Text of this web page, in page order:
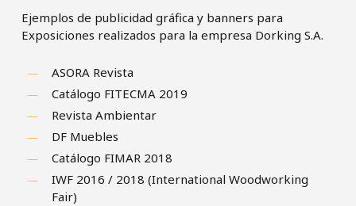
Ejemplos de publicidad gráfica y banners para
Exposiciones realizados para la empresa Dorking S.A.
ASORA Revista
Catálogo FITECMA 2019
Revista Ambientar
DF Muebles
Catálogo FIMAR 2018
IWF 2016 / 2018 (International Woodworking
Fair)